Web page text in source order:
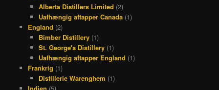
Alberta Distillers Limited (2)
Uafhængig aftapper Canada (1)
England (2)
Bimber Distillery (1)
St. George's Distillery (1)
Uafhængig aftapper England (1)
Frankrig (1)
Distillerie Warenghem (1)
Indien (5)